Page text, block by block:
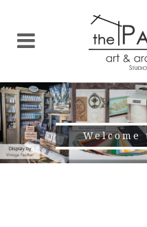
Welcome